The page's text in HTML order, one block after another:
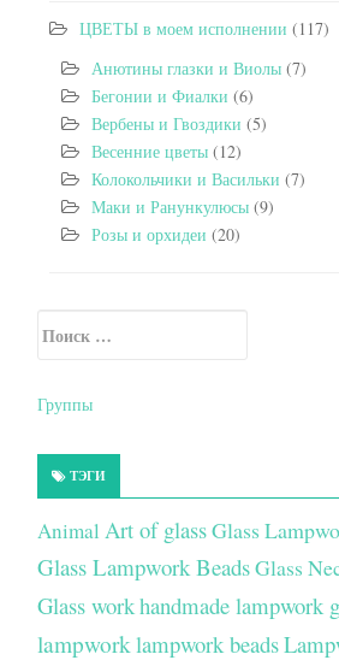
ЦВЕТЫ в моем исполнении (117)
Анютины глазки и Виолы (7)
Бегонии и Фиалки (6)
Вербены и Гвоздики (5)
Весенние цветы (12)
Колокольчики и Васильки (7)
Маки и Ранункулюсы (9)
Розы и орхидеи (20)
Secondary Sidebar
Искать:
Группы
ТЭГИ
Animal Art of glassGlass
Glass Lampwork BeadsGlass
Glass workhandmade lampwork
lampworklampwork beads